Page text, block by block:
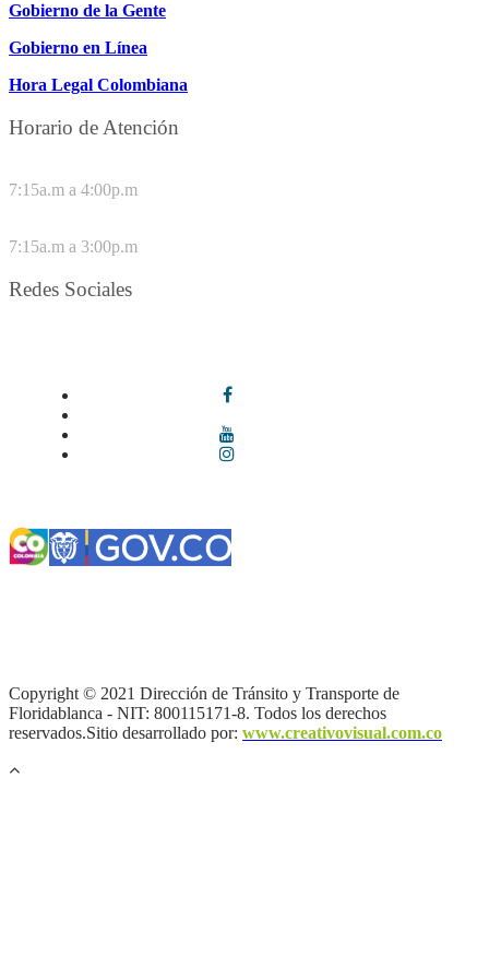
Gobierno de la Gente
Gobierno en Línea
Hora Legal Colombiana
Horario de Atención
7:15a.m a 4:00p.m
7:15a.m a 3:00p.m
Redes Sociales
Copyright © 2021 Dirección de Tránsito y Transporte de
Floridablanca - NIT: 800115171-8. Todos los derechos
reservados.Sitio desarrollado por: www.creativovisual.com.co